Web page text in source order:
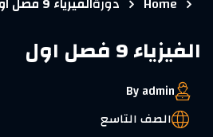
الفيزياء 9 فصل اول
By admin
الصف التاسع